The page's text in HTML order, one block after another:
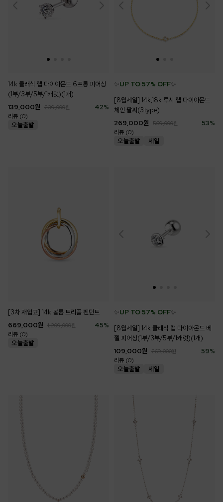
14k 클래식 랩 다이아몬드 6프롱 피어싱
(1부/3부/5부/1캐럿)(1개)
42%
139,000원 239,000원
리뷰 (0)
✨UP TO 57% OFF✨
[8월세일] 14k,18k 루시 랩 다이아몬드
체인 팔찌(3type)
53%
269,000원 569,000원
리뷰 (0)
[3차 재입고] 14k 볼륨 트리플 펜던트
45%
669,000원 1,209,000원
리뷰 (0)
✨UP TO 57% OFF✨
[8월세일] 14k 클래식 랩 다이아몬드 베
젤 피어싱(1부/3부/5부/1캐럿)(1개)
59%
109,000원 269,000원
리뷰 (0)